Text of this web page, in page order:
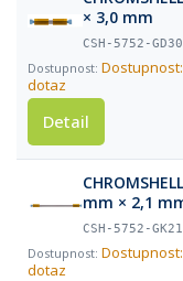
× 3,0 mm
CSH-5752-GD30
dotaz
Detail
mm × 2,1
CSH-5752-GK21
dotaz